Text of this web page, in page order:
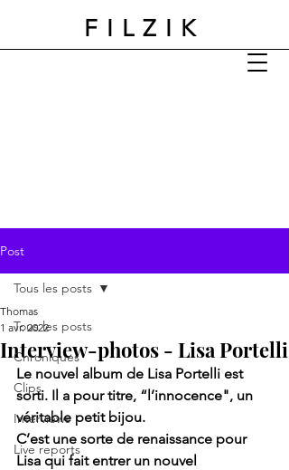
FILZIK
Post
Tous les posts
Chroniques
Clips
Interviews
Live reports
Tous les posts
Interview-photos - Lisa Portelli
Thomas
1 avr. 2022
Le nouvel album de Lisa Portelli est
sorti. Il a pour titre, “l’innocence", un
véritable petit bijou.
C’est une sorte de renaissance pour
Lisa qui fait entrer un nouvel